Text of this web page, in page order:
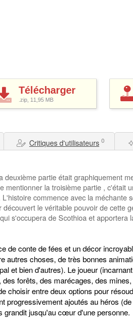
Télécharger
.zip, 11,95 MB
Critiques d'utilisateurs 0
partie était graphiquement
la troisième partie , c'était
commence avec la méchante
le véritable pouvoir de cette
s'occupera de Scothioa et apportera
de conte de fées et un décor
autres choses, de très bonnes
et bien d'autres). Le joueur
forêts, des marécages, des
choisir entre deux options pour
progressivement ajoutés au héros
grandit jusqu'au cœur d'une personne.